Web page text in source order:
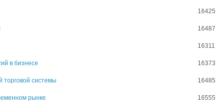
16425
16487
16311
в бизнесе 16373
торговой системы 16485
рынке 16555